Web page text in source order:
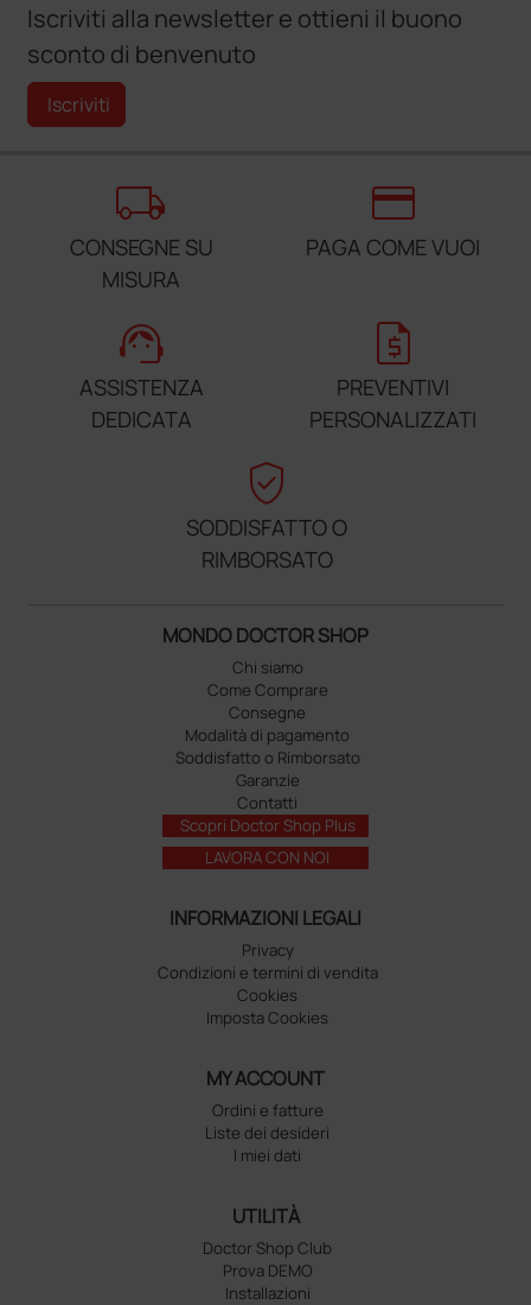
Iscriviti alla newsletter e ottieni il buono
sconto di benvenuto
Iscriviti
local_shipping
CONSEGNE SU
MISURA
credit_card
PAGA COME VUOI
support_agent
ASSISTENZA
DEDICATA
request_quote
PREVENTIVI
PERSONALIZZATI
verified_user
SODDISFATTO O
RIMBORSATO
MONDO DOCTOR SHOP
Chi siamo
Come Comprare
Consegne
Modalità di pagamento
Soddisfatto o Rimborsato
Garanzie
Contatti
Scopri Doctor Shop Plus
LAVORA CON NOI
INFORMAZIONI LEGALI
Privacy
Condizioni e termini di vendita
Cookies
Imposta Cookies
MY ACCOUNT
Ordini e fatture
Liste dei desideri
I miei dati
UTILITÀ
Doctor Shop Club
Prova DEMO
Installazioni